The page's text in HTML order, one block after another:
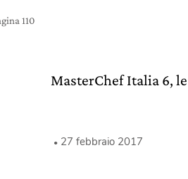
110
MasterChef Italia 6,
27 febbraio 2017